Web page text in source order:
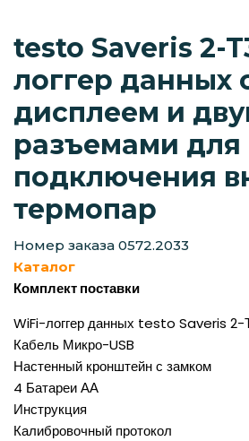
testo Saveris 2-
логгер данных
дисплеем и
разъемами для
подключения
термопар
Номер заказа 0572.2033
Каталог
Комплект поставки
WiFi-логгер данных testo Saveris 2-
Кабель Микро-USB
Настенный кронштейн с замком
4 Батареи АА
Инструкция
Калибровочный протокол